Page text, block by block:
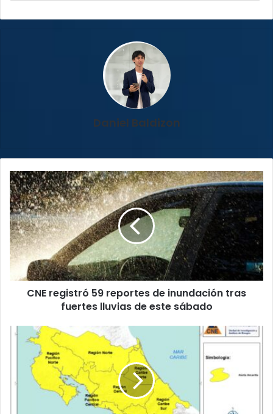
Daniel Baldizon
CNE
registró
59
reportes
de
inundación
tras
fuertes
lluvias
CNE registró 59 reportes de inundación tras
fuertes lluvias de este sábado
Autoridades
elevan
estado
alerta